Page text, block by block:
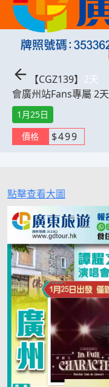
【CGZ139】 2天
會廣州站Fans專屬 2天
1月25日
價格
$499
點擊查看大圖